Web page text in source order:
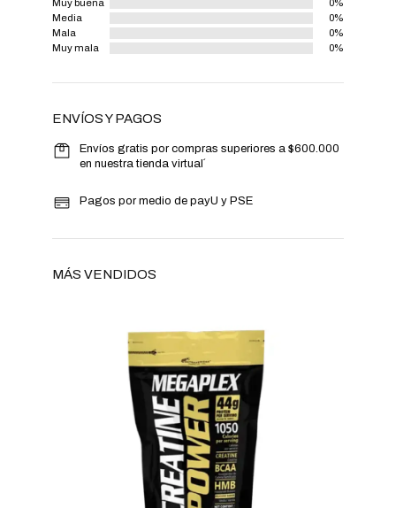
Muy buena
0%
Media
0%
Mala
0%
Muy mala
0%
ENVÍOS Y PAGOS
Envíos gratis por compras superiores a $600.000
en nuestra tienda virtual´
Pagos por medio de payU y PSE
MÁS VENDIDOS